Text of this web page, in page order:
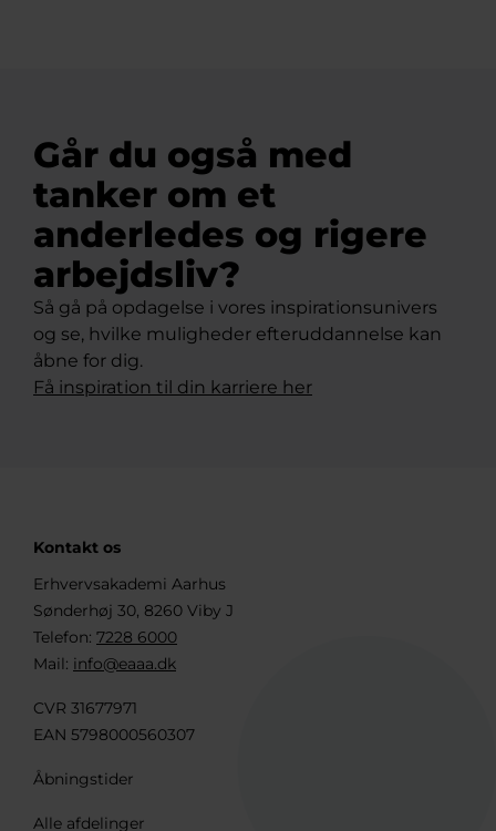
Går du også med
tanker om et
anderledes og rigere
arbejdsliv?
Så gå på opdagelse i vores inspirationsunivers
og se, hvilke muligheder efteruddannelse kan
åbne for dig.
Få inspiration til din karriere her
Kontakt os
Erhvervsakademi Aarhus
Sønderhøj 30, 8260 Viby J
Telefon: 7228 6000
Mail: info@eaaa.dk
CVR 31677971
EAN 5798000560307
Åbningstider
Alle afdelinger